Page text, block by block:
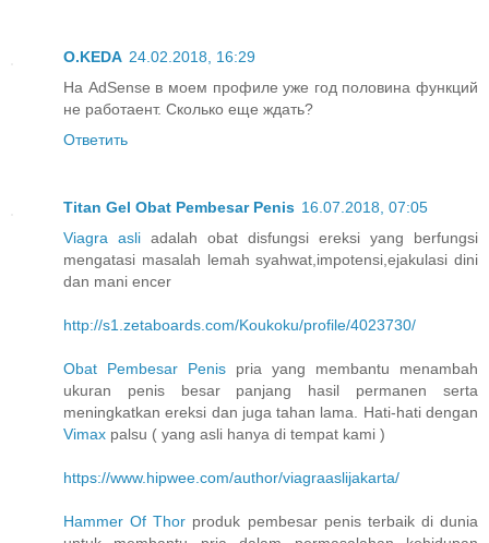
O.KEDA 24.02.2018, 16:29
На AdSense в моем профиле уже год половина функций
не работаент. Сколько еще ждать?
Ответить
Titan Gel Obat Pembesar Penis 16.07.2018, 07:05
Viagra asli adalah obat disfungsi ereksi yang berfungsi
mengatasi masalah lemah syahwat,impotensi,ejakulasi dini
dan mani encer
http://s1.zetaboards.com/Koukoku/profile/4023730/
Obat Pembesar Penis pria yang membantu menambah
ukuran penis besar panjang hasil permanen serta
meningkatkan ereksi dan juga tahan lama. Hati-hati dengan
Vimax palsu ( yang asli hanya di tempat kami )
https://www.hipwee.com/author/viagraaslijakarta/
Hammer Of Thor produk pembesar penis terbaik di dunia